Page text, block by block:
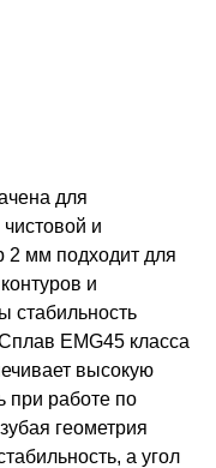
для
и
2 мм подходит для
и
стабильность
EMG45 класса
высокую
при работе по
геометрия
а угол